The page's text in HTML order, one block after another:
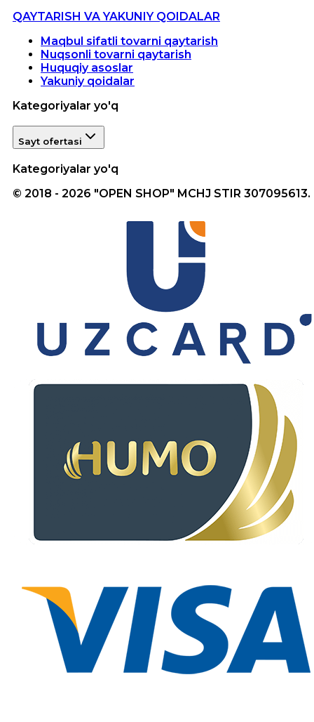
QAYTARISH VA YAKUNIY QOIDALAR
Maqbul sifatli tovarni qaytarish
Nuqsonli tovarni qaytarish
Huquqiy asoslar
Yakuniy qoidalar
Kategoriyalar yo'q
Sayt ofertasi
Kategoriyalar yo'q
© 2018 - 2026 "OPEN SHOP" MCHJ STIR 307095613.